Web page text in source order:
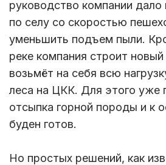
руководство компании дало
по селу со скоростью
уменьшить подъем пыли.
реке компания строит
возьмёт на себя всю
леса на ЦКК. Для этого уже
отсыпка горной породы и к
буден готов.
Но простых решений, как